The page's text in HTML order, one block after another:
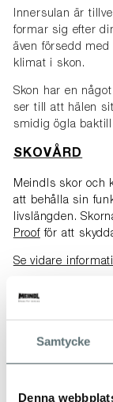
Samtycke
Denna
Innersulan är
formar sig efter
även försedd
klimat i skon.
Skon har en något
ser till att hälen
smidig ögla
SKOVÅRD
Meindls skor och
att behålla sin
livslängden.
Proofför att
Se vidare
HITTA RÄTT
Tänk på att luft
kunna vicka och
fotlängd för att